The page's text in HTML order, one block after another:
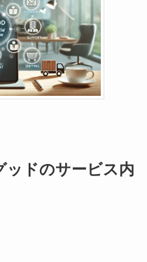
ッドのサービス内